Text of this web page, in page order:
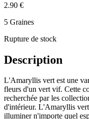
2.90 €
5 Graines
Rupture de stock
Description
L'Amaryllis vert est une
fleurs d'un vert vif. Cette
recherchée par les
d'intérieur. L'Amaryllis
illuminer n'importe quel